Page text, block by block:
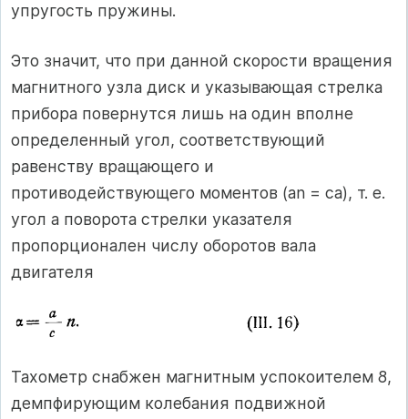
упругость пружины.
Это значит, что при данной скорости вращения
магнитного узла диск и указывающая стрелка
прибора повернутся лишь на один вполне
определенный угол, соответствующий
равенству вращающего и
противодействующего моментов (аn = са), т. е.
угол а поворота стрелки указателя
пропорционален числу оборотов вала
двигателя
Тахометр снабжен магнитным успокоителем 8,
демпфирующим колебания подвижной